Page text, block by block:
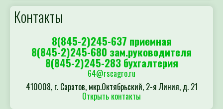
Контакты
8(845-2)245-637 приемная
8(845-2)245-680 зам.руководителя
8(845-2)245-283 бухгалтерия
64@rscagro.ru
410008, г. Саратов, мкр.Октябрьский, 2-я Линия, д. 21
Открыть контакты